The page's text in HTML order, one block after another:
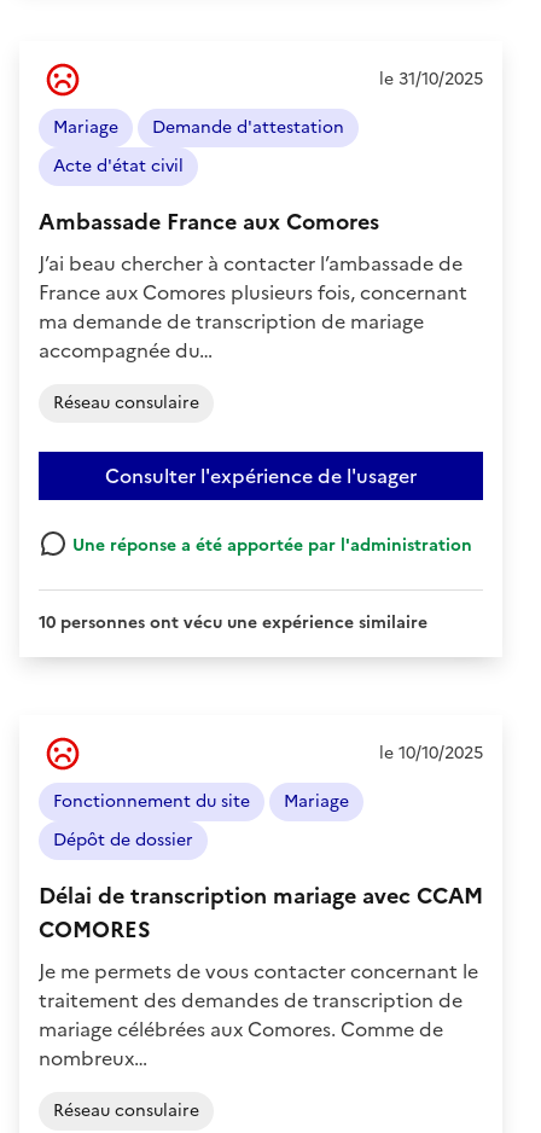
Ambassade France aux Comores
l'usager
:
Négatif
le 31/10/2025
Mariage
Demande d'attestation
Acte d'état civil
J’ai beau chercher à contacter l’ambassade de
France aux Comores plusieurs fois, concernant
ma demande de transcription de mariage
accompagnée du…
Réseau consulaire
Consulter l'expérience de l'usager
Une réponse a été apportée par l'administration
10 personnes ont vécu une expérience similaire
Délai de transcription mariage avec CCAM
COMORES
l'usager
:
le 10/10/2025
Fonctionnement du site
Mariage
Dépôt de dossier
Je me permets de vous contacter concernant le
traitement des demandes de transcription de
mariage célébrées aux Comores. Comme de
nombreux…
Réseau consulaire